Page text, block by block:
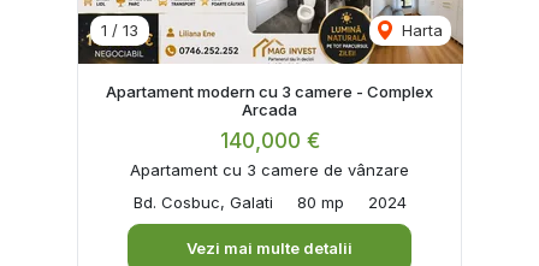
1 / 13 Harta
Apartament modern cu 3 camere - Complex
Arcada
140,000 €
Apartament cu 3 camere de vânzare
Bd. Cosbuc, Galati
80 mp 2024
Vezi mai multe detalii